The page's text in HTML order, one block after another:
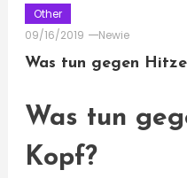
Other
09/16/2019
Newie
Was tun gegen
Was tun
Kopf?